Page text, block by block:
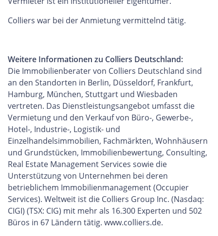
Colliers war bei der Anmietung vermittelnd tätig.
Weitere Informationen zu Colliers Deutschland:
Die Immobilienberater von Colliers Deutschland sind
an den Standorten in Berlin, Düsseldorf, Frankfurt,
Hamburg, München, Stuttgart und Wiesbaden
vertreten. Das Dienstleistungsangebot umfasst die
Vermietung und den Verkauf von Büro-, Gewerbe-,
Hotel-, Industrie-, Logistik- und
Einzelhandelsimmobilien, Fachmärkten, Wohnhäusern
und Grundstücken, Immobilienbewertung, Consulting,
Real Estate Management Services sowie die
Unterstützung von Unternehmen bei deren
betrieblichem Immobilienmanagement (Occupier
Services). Weltweit ist die Colliers Group Inc. (Nasdaq:
CIGI) (TSX: CIG) mit mehr als 16.300 Experten und 502
Büros in 67 Ländern tätig. www.colliers.de.